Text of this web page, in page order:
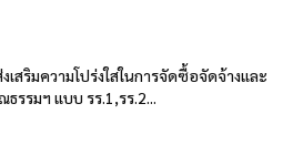
เสริมความโปร่งใสในการจัดซื้อจัดจ้างและ
รรมฯ แบบ รร.1,รร.2...